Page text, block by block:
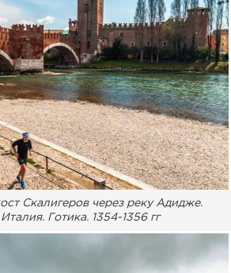
Скалигеров через реку Адидже.
Готика. 1354-1356 гг